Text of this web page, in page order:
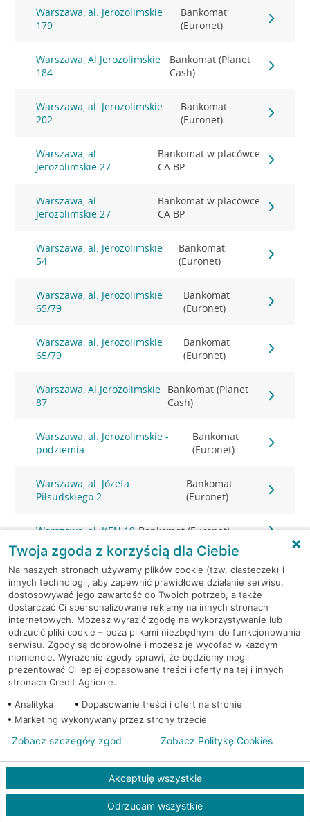
Warszawa, al. Jerozolimskie
179
Bankomat
(Euronet)
Warszawa, Al.Jerozolimskie
184
Bankomat (Planet
Cash)
Warszawa, al. Jerozolimskie
202
Bankomat
(Euronet)
Warszawa, al.
Jerozolimskie 27
Bankomat w placówce
CA BP
Warszawa, al.
Jerozolimskie 27
Bankomat w placówce
CA BP
Warszawa, al. Jerozolimskie
54
Bankomat
(Euronet)
Warszawa, al. Jerozolimskie
65/79
Bankomat
(Euronet)
Warszawa, al. Jerozolimskie
65/79
Bankomat
(Euronet)
Warszawa, Al.Jerozolimskie
87
Bankomat (Planet
Cash)
Warszawa, al. Jerozolimskie -
podziemia
Bankomat
(Euronet)
Warszawa, al. Józefa
Piłsudskiego 2
Bankomat
(Euronet)
Warszawa, al. KEN 19 Bankomat (Euronet)
Warszawa, al. KEN 20 Bankomat (Euronet)
Warszawa, al. KEN 36 Bankomat (Euronet)
Warszawa, al. KEN 47 lok. 289 Bankomat (Euronet)
Warszawa, al. Komisji Edukacji
Narodowej 36 lok.1
Bankomat w
placówce CA BP
Warszawa, al. Komisji Edukacji
Narodowej 36 lok.1
Bankomat w
placówce CA BP
Warszawa, al. Krakowska 102 Bankomat (Euronet)
Warszawa, al. Krakowska
Bankomat
(Euronet)
Twoja zgoda z korzyścią dla Ciebie
Na naszych stronach używamy plików cookie (tzw. ciasteczek) i
innych technologii, aby zapewnić prawidłowe działanie serwisu,
dostosowywać jego zawartość do Twoich potrzeb, a także
dostarczać Ci spersonalizowane reklamy na innych stronach
internetowych. Możesz wyrazić zgodę na wykorzystywanie lub
odrzucić pliki cookie – poza plikami niezbędnymi do funkcjonowania
serwisu. Zgody są dobrowolne i możesz je wycofać w każdym
momencie. Wyrażenie zgody sprawi, że będziemy mogli
prezentować Ci lepiej dopasowane treści i oferty na tej i innych
stronach Credit Agricole.
Analityka
Dopasowanie treści i ofert na stronie
Marketing wykonywany przez strony trzecie
Akceptuję wszystkie
Odrzucam wszystkie
Zobacz szczegóły zgód Zobacz Politykę Cookies